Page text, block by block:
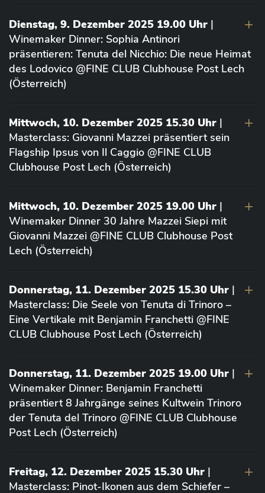
Dienstag, 9. Dezember 2025 19.00 Uhr |
Winemaker Dinner: Sophia Antinori
präsentieren: Tenuta del Nicchio: Die neue Heimat
des Lodovico @FINE CLUB Clubhouse Post Lech
(Österreich)
Mittwoch, 10. Dezember 2025 15.30 Uhr |
Masterclass: Giovanni Mazzei präsentiert sein
Flagship Ipsus von Il Caggio @FINE CLUB
Clubhouse Post Lech (Österreich)
Mittwoch, 10. Dezember 2025 19.00 Uhr |
Winemaker Dinner 30 Jahre Mazzei Siepi mit
Giovanni Mazzei @FINE CLUB Clubhouse Post
Lech (Österreich)
Donnerstag, 11. Dezember 2025 15.30 Uhr |
Masterclass: Die Seele von Tenuta di Trinoro –
Eine Vertikale mit Benjamin Franchetti @FINE
CLUB Clubhouse Post Lech (Österreich)
Donnerstag, 11. Dezember 2025 19.00 Uhr |
Winemaker Dinner: Benjamin Franchetti
präsentiert 8 Jahrgänge seines Kultwein Trinoro
der Tenuta del Trinoro @FINE CLUB Clubhouse
Post Lech (Österreich)
Freitag, 12. Dezember 2025 15.30 Uhr |
Masterclass: Pinot-Ikonen aus dem Schiefer –